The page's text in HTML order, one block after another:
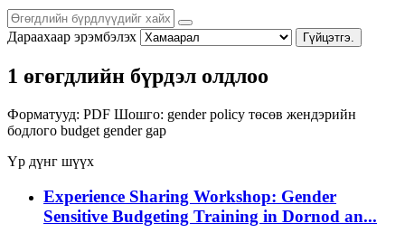
Дараахаар эрэмбэлэх Гүйцэтгэ.
1 өгөгдлийн бүрдэл олдлоо
Форматууд: PDF Шошго: gender policy төсөв жендэрийн
бодлого budget gender gap
Үр дүнг шүүх
Experience Sharing Workshop: Gender
Sensitive Budgeting Training in Dornod an...